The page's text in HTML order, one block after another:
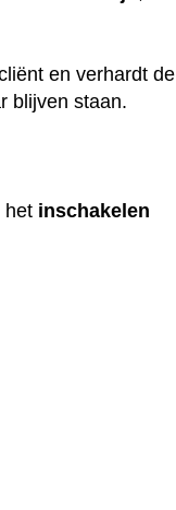
en verhardt de
blijven staan.
het inschakelen